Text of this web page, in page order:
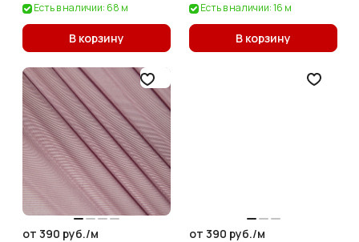
Есть в наличии: 68 м
В корзину
Есть в наличии: 16 м
В корзину
от 390 руб./м
от 390 руб./м